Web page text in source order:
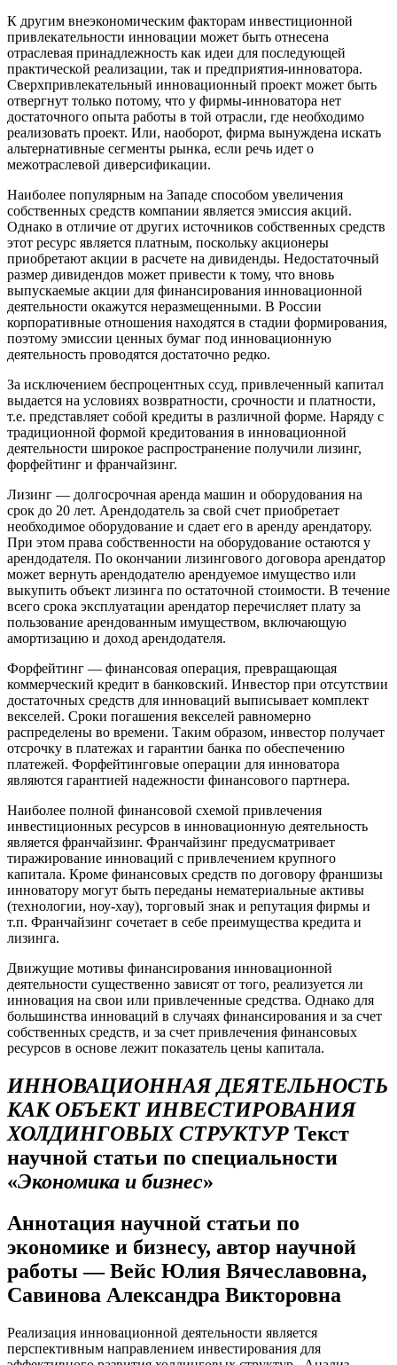
К другим внеэкономическим факторам инвестиционной
привлекательности инновации может быть отнесена
отраслевая принадлежность как идеи для последующей
практической реализации, так и предприятия-инноватора.
Сверхпривлекательный инновационный проект может быть
отвергнут только потому, что у фирмы-инноватора нет
достаточного опыта работы в той отрасли, где необходимо
реализовать проект. Или, наоборот, фирма вынуждена искать
альтернативные сегменты рынка, если речь идет о
межотраслевой диверсификации.
Наиболее популярным на Западе способом увеличения
собственных средств компании является эмиссия акций.
Однако в отличие от других источников собственных средств
этот ресурс является платным, поскольку акционеры
приобретают акции в расчете на дивиденды. Недостаточный
размер дивидендов может привести к тому, что вновь
выпускаемые акции для финансирования инновационной
деятельности окажутся неразмещенными. В России
корпоративные отношения находятся в стадии формирования,
поэтому эмиссии ценных бумаг под инновационную
деятельность проводятся достаточно редко.
За исключением беспроцентных ссуд, привлеченный капитал
выдается на условиях возвратности, срочности и платности,
т.е. представляет собой кредиты в различной форме. Наряду с
традиционной формой кредитования в инновационной
деятельности широкое распространение получили лизинг,
форфейтинг и франчайзинг.
Лизинг — долгосрочная аренда машин и оборудования на
срок до 20 лет. Арендодатель за свой счет приобретает
необходимое оборудование и сдает его в аренду арендатору.
При этом права собственности на оборудование остаются у
арендодателя. По окончании лизингового договора арендатор
может вернуть арендодателю арендуемое имущество или
выкупить объект лизинга по остаточной стоимости. В течение
всего срока эксплуатации арендатор перечисляет плату за
пользование арендованным имуществом, включающую
амортизацию и доход арендодателя.
Форфейтинг — финансовая операция, превращающая
коммерческий кредит в банковский. Инвестор при отсутствии
достаточных средств для инноваций выписывает комплект
векселей. Сроки погашения векселей равномерно
распределены во времени. Таким образом, инвестор получает
отсрочку в платежах и гарантии банка по обеспечению
платежей. Форфейтинговые операции для инноватора
являются гарантией надежности финансового партнера.
Наиболее полной финансовой схемой привлечения
инвестиционных ресурсов в инновационную деятельность
является франчайзинг. Франчайзинг предусматривает
тиражирование инноваций с привлечением крупного
капитала. Кроме финансовых средств по договору франшизы
инноватору могут быть переданы нематериальные активы
(технологии, ноу-хау), торговый знак и репутация фирмы и
т.п. Франчайзинг сочетает в себе преимущества кредита и
лизинга.
Движущие мотивы финансирования инновационной
деятельности существенно зависят от того, реализуется ли
инновация на свои или привлеченные средства. Однако для
большинства инноваций в случаях финансирования и за счет
собственных средств, и за счет привлечения финансовых
ресурсов в основе лежит показатель цены капитала.
ИННОВАЦИОННАЯ ДЕЯТЕЛЬНОСТЬ
КАК ОБЪЕКТ ИНВЕСТИРОВАНИЯ
ХОЛДИНГОВЫХ СТРУКТУР Текст
научной статьи по специальности
«Экономика и бизнес»
Аннотация научной статьи по
экономике и бизнесу, автор научной
работы — Вейс Юлия Вячеславовна,
Савинова Александра Викторовна
Реализация инновационной деятельности является
перспективным направлением инвестирования для